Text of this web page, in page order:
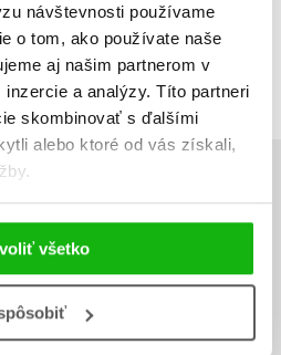
návštevnosti používame
o tom, ako používate naše
aj našim partnerom v
a analýzy. Títo partneri
skombinovať s ďalšími
alebo ktoré od vás získali,
všetko
Zobraz záznamov
1 záznamov
1 Ďalší
prvý!
ceny?Prihláste sa k odberu našich
Prihlásiť sa